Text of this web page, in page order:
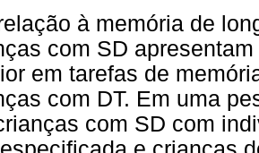
à memória de
com SD
em tarefas de
com DT. Em uma
com SD com